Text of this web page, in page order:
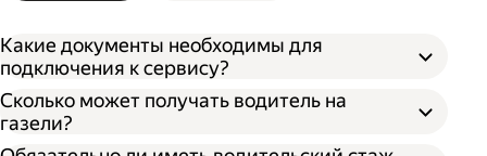
Какие документы необходимы для
подключения к сервису?
Сколько может получать водитель на
газели?